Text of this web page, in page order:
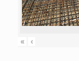
« ‹